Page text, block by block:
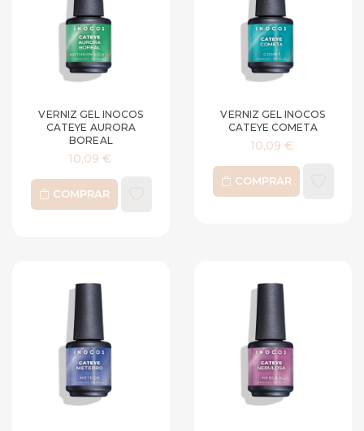
VERNIZ GEL INOCOS
CATEYE AURORA
BOREAL
10,09 €
COMPRAR
VERNIZ GEL INOCOS
CATEYE COMETA
10,09 €
COMPRAR